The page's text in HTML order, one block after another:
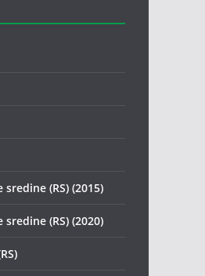
(RS) (2015)
(RS) (2020)